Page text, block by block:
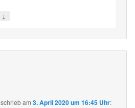
↓
schriebam3. April 2020 um 16:45 Uhr: